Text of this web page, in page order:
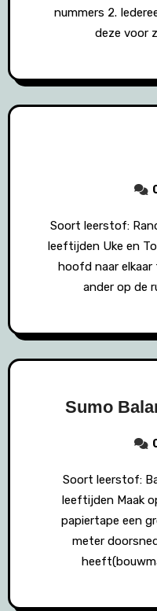
nummers 2.
deze voor
Soort leerstof: Randori vormen Doelgroep: Alle
leeftijden Uke en
hoofd naar elkaar
ander op de
Sumo
Soort leerstof: Balans spel Doelgroep: Alle
leeftijden Maak
papiertape een
meter